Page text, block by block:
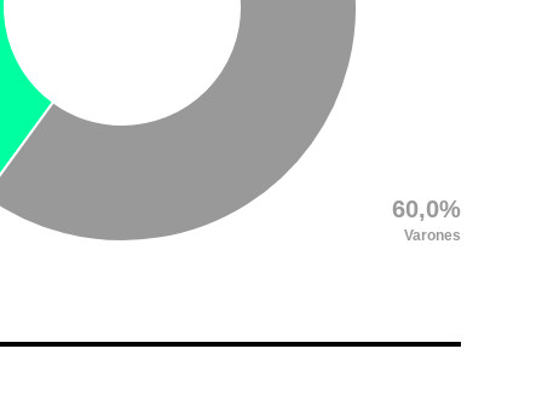
60,0%
Varones